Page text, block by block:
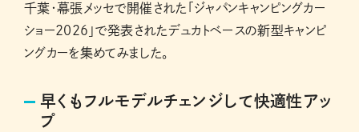
千葉・幕張メッセで開催された「ジャパンキャンピングカー
ショー2026」で発表されたデュカトベースの新型キャンピ
ングカーを集めてみました。
早くもフルモデルチェンジして快適性アッ
プ